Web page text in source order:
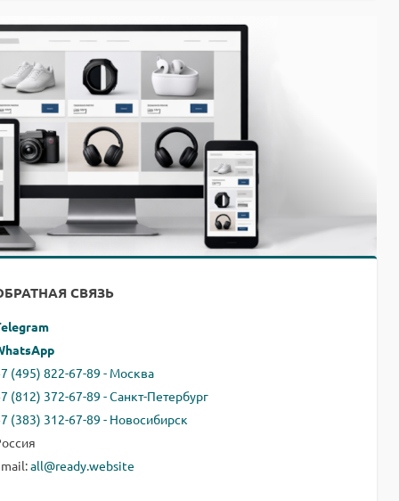
СВЯЗЬ
(495) 822-67-89 - Москва
(812) 372-67-89 - Санкт-Петербург
(383) 312-67-89 - Новосибирск
all@ready.website